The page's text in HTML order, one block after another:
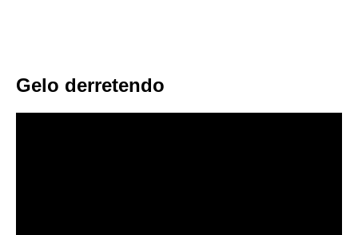
Gelo derretendo